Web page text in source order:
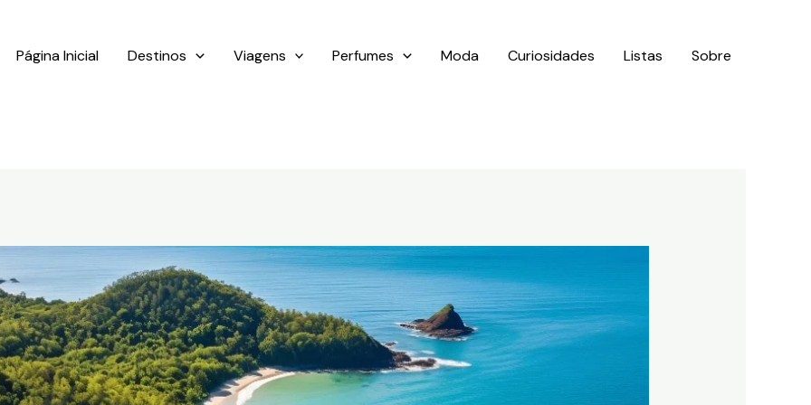
Página Inicial Destinos Viagens Perfumes Moda Curiosidades Listas Sobre